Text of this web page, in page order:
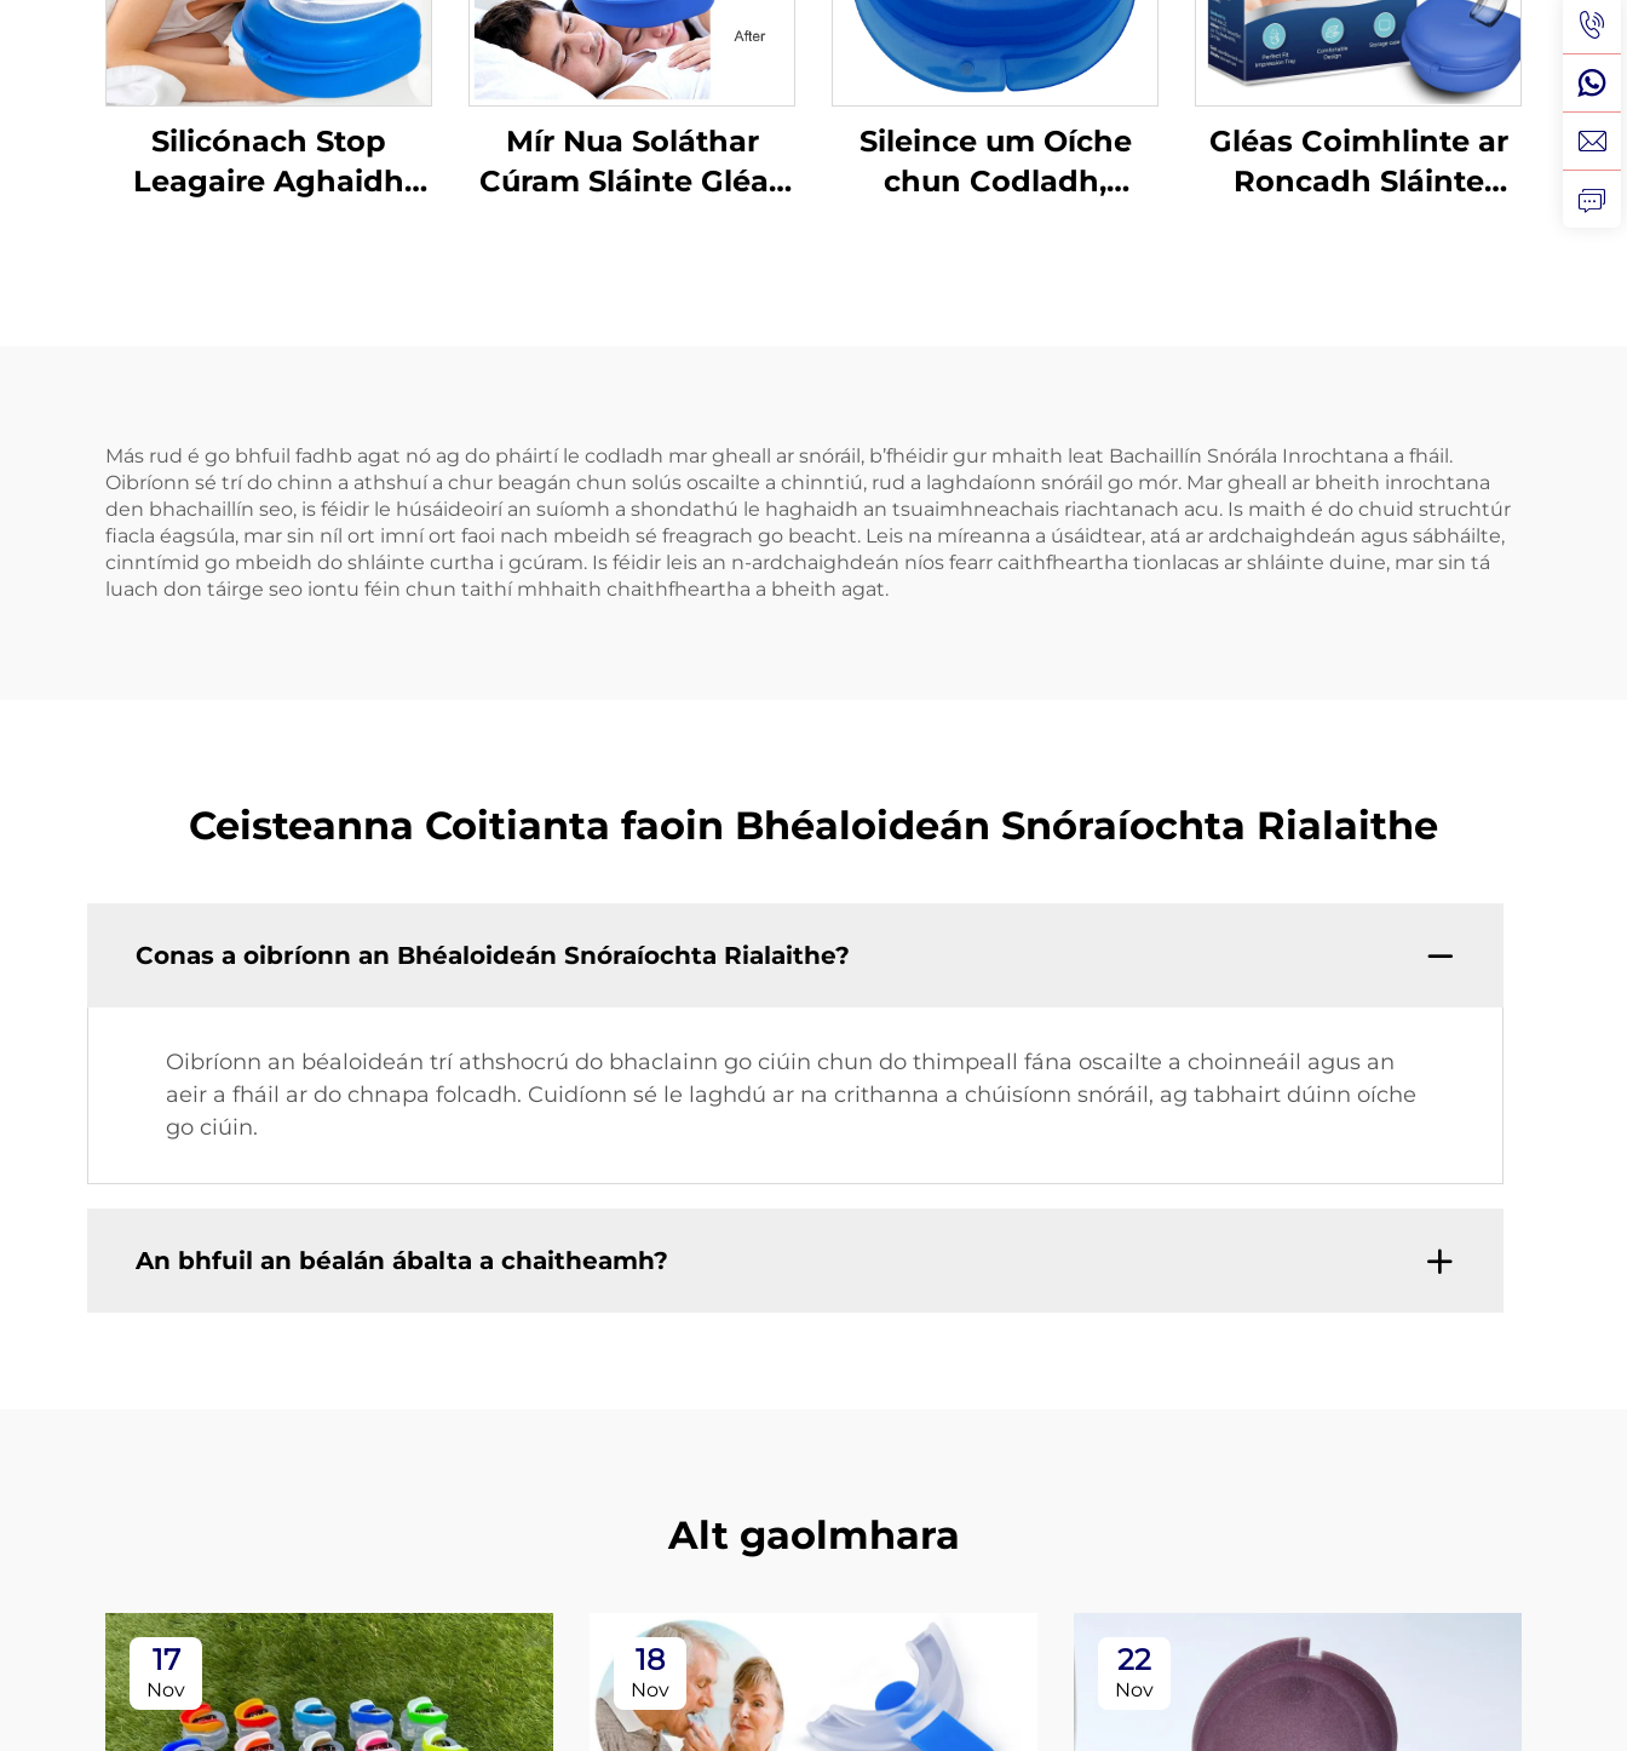
Silicónach Stop
Leagaire Aghaidh
Mír Nua Soláthar
Cúram Sláinte Gléas
Sileince um Oíche
chun Codladh,
um Oíche, Croíceann
in aghaidh
Cnamhastar
Gléas Coimhlinte ar
Roncadh Sláinte
Róncaíocht Gléas
Anti-Roncach Tape
Béal
Más rud é go bhfuil fadhb agat nó ag do pháirtí le codladh mar gheall ar snóráil, b’fhéidir gur mhaith leat Bachaillín Snórála Inrochtana a fháil.
Oibríonn sé trí do chinn a athshuí a chur beagán chun solús oscailte a chinntiú, rud a laghdaíonn snóráil go mór. Mar gheall ar bheith inrochtana
den bhachaillín seo, is féidir le húsáideoirí an suíomh a shondathú le haghaidh an tsuaimhneachais riachtanach acu. Is maith é do chuid struchtúr
fiacla éagsúla, mar sin níl ort imní ort faoi nach mbeidh sé freagrach go beacht. Leis na míreanna a úsáidtear, atá ar ardchaighdeán agus sábháilte,
cinntímid go mbeidh do shláinte curtha i gcúram. Is féidir leis an n-ardchaighdeán níos fearr caithfheartha tionlacas ar shláinte duine, mar sin tá
luach don táirge seo iontu féin chun taithí mhhaith chaithfheartha a bheith agat.
Ceisteanna Coitianta faoin Bhéaloideán Snóraíochta Rialaithe
Conas a oibríonn an Bhéaloideán Snóraíochta Rialaithe?
Oibríonn an béaloideán trí athshocrú do bhaclainn go ciúin chun do thimpeall fána oscailte a choinneáil agus an
aeir a fháil ar do chnapa folcadh. Cuidíonn sé le laghdú ar na crithanna a chúisíonn snóráil, ag tabhairt dúinn oíche
go ciúin.
An bhfuil an béalán ábalta a chaitheamh?
Alt gaolmhara
17
Nov
18
Nov
22
Nov